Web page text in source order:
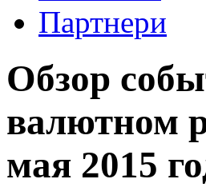
Партнери
Обзор
валютном
мая 2015